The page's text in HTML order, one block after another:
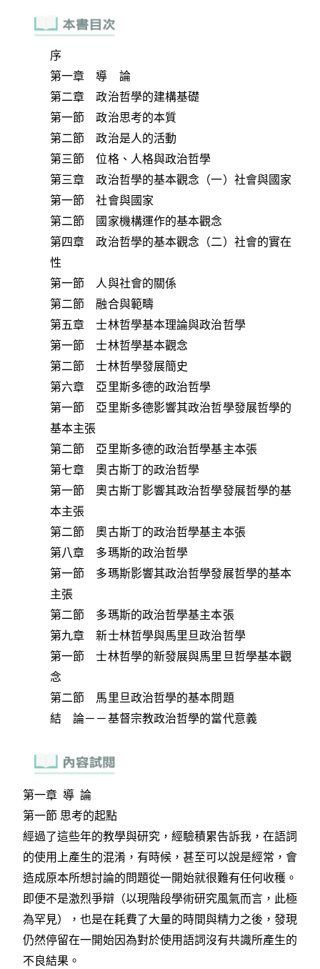
序
第一章 導 論
第二章 政治哲學的建構基礎
第一節 政治思考的本質
第二節 政治是人的活動
第三節 位格、人格與政治哲學
第三章 政治哲學的基本觀念（一）社會與國家
第一節 社會與國家
第二節 國家機構運作的基本觀念
第四章 政治哲學的基本觀念（二）社會的實在
性
第一節 人與社會的關係
第二節 融合與範疇
第五章 士林哲學基本理論與政治哲學
第一節 士林哲學基本觀念
第二節 士林哲學發展簡史
第六章 亞里斯多德的政治哲學
第一節 亞里斯多德影響其政治哲學發展哲學的
基本主張
第二節 亞里斯多德的政治哲學基主本張
第七章 奧古斯丁的政治哲學
第一節 奧古斯丁影響其政治哲學發展哲學的基
本主張
第二節 奧古斯丁的政治哲學基主本張
第八章 多瑪斯的政治哲學
第一節 多瑪斯影響其政治哲學發展哲學的基本
主張
第二節 多瑪斯的政治哲學基主本張
第九章 新士林哲學與馬里旦政治哲學
第一節 士林哲學的新發展與馬里旦哲學基本觀
念
第二節 馬里旦政治哲學的基本問題
結 論－－基督宗教政治哲學的當代意義